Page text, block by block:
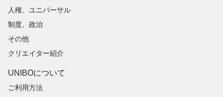
人権、ユニバーサル
制度、政治
その他
クリエイター紹介
UNIBOについて
ご利用方法